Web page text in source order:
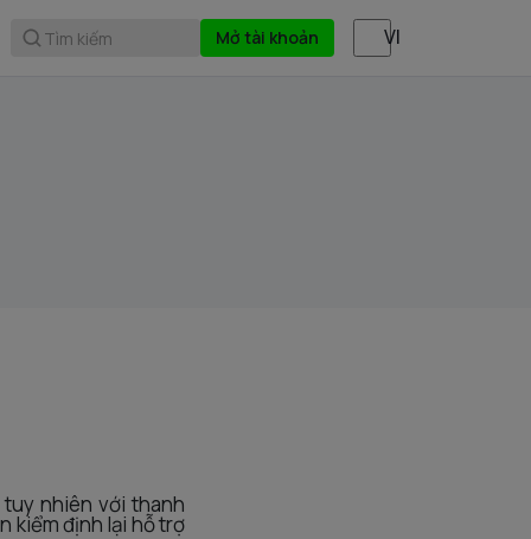
Tìm kiếm Mở tài khoản
tuy nhiên với thanh
kiểm định lại hỗ trợ